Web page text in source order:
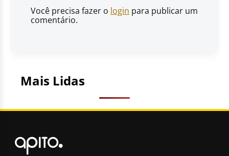
Você precisa fazer o login para publicar um
comentário.
Mais Lidas